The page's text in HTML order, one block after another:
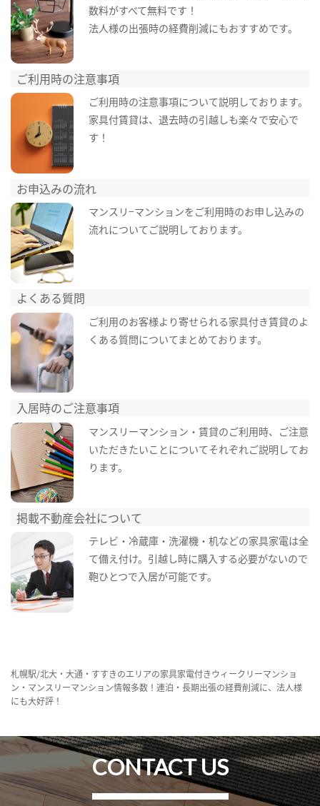
数料がすべて無料です！
法人様の出張時の経費削減にもおすすめです。
ご利用時の注意事項
ご利用時の注意事項について説明しております。
家具付賃貸は、退去時の引越しも楽々で安心で
す！
お申込みの流れ
マンスリ−マンションをご利用時のお申し込みの
流れについてご説明しております。
よくある質問
ご利用のお客様より寄せられる家具付き賃貸のよ
くある質問についてまとめております。
入居時のご注意事項
マンスリーマンション・賃貸のご利用時、ご注意
いただきたいことについてそれぞれご説明してお
ります。
掲載不動産会社について
テレビ・冷蔵庫・洗濯機・机などの家具家電は全
て備え付け。引越し時に購入する必要がないので
鞄ひとつで入居が可能です。
札幌駅/北大・大通・すすきのエリアの家具家電付きウィークリーマンショ
ン・マンスリーマンション情報多数！連泊・長期出張の経費削減に、法人様
にも大好評！
CONTACT US